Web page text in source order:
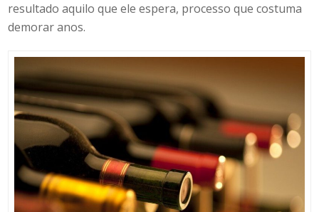
resultado aquilo que ele espera, processo que costuma
demorar anos.